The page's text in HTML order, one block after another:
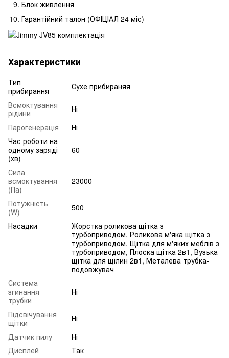
Блок живлення
Гарантійний талон (ОФІЦІАЛ 24 міс)
Характеристики
Тип
прибирання
Сухе прибираняя
Всмоктування
рідини
Ні
Парогенерація
Ні
Час роботи на
одному заряді
(хв)
60
Сила
всмоктування
(Па)
23000
Потужність
(W)
500
Насадки
Жорстка роликова щітка з
турбоприводом, Роликова м'яка щітка з
турбоприводом, Щітка для м'яких меблів з
турбоприводом, Плоска щітка 2в1, Вузька
щітка для щілин 2в1, Металева трубка-
подовжувач
Система
згинання
трубки
Ні
Підсвічування
щітки
Ні
Датчик пилу
Ні
Дисплей
Так